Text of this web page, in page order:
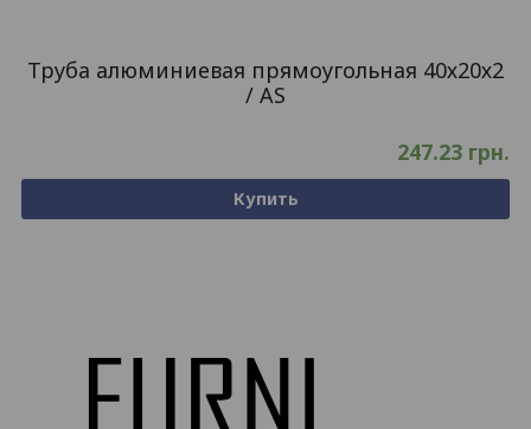
Труба алюминиевая прямоугольная 40х20х2
/ AS
247.23 грн.
Купить